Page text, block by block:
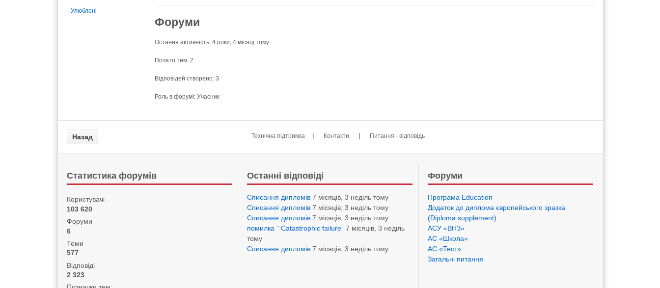
Улюблені
Форуми
Остання активність: 4 роки, 4 місяці тому
Почато тем: 2
Відповідей створено: 3
Роль в форумі: Учасник
Технічна підтримка | Контакти | Питання - відповідь
Статистика форумів
Користувачі
103 620
Форуми
6
Теми
577
Відповіді
2 323
Останні відповіді
Списання дипломів 7 місяців, 3 неділь тому
Списання дипломів 7 місяців, 3 неділь тому
Списання дипломів 7 місяців, 3 неділь тому
помилка ” Catastrophic failure” 7 місяців, 3 неділь
тому
Списання дипломів 7 місяців, 3 неділь тому
Форуми
Програма Eduсation
Додаток до диплома європейського зразка
(Diploma supplement)
АСУ «ВНЗ»
АС «Школа»
АС «Тест»
Загальні питання